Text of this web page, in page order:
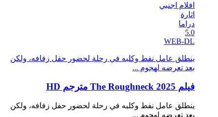
افلام اجنبي
اثارة
دراما
5.0
WEB-DL
ينطلق عامل نفط وكلبه في رحلة لحضور حفل زفافه، ولكن
بعد تعرضه لهجوم ...
فيلم The Roughneck 2025 مترجم HD
ينطلق عامل نفط وكلبه في رحلة لحضور حفل زفافه، ولكن
بعد تعرضه لهجوم ...